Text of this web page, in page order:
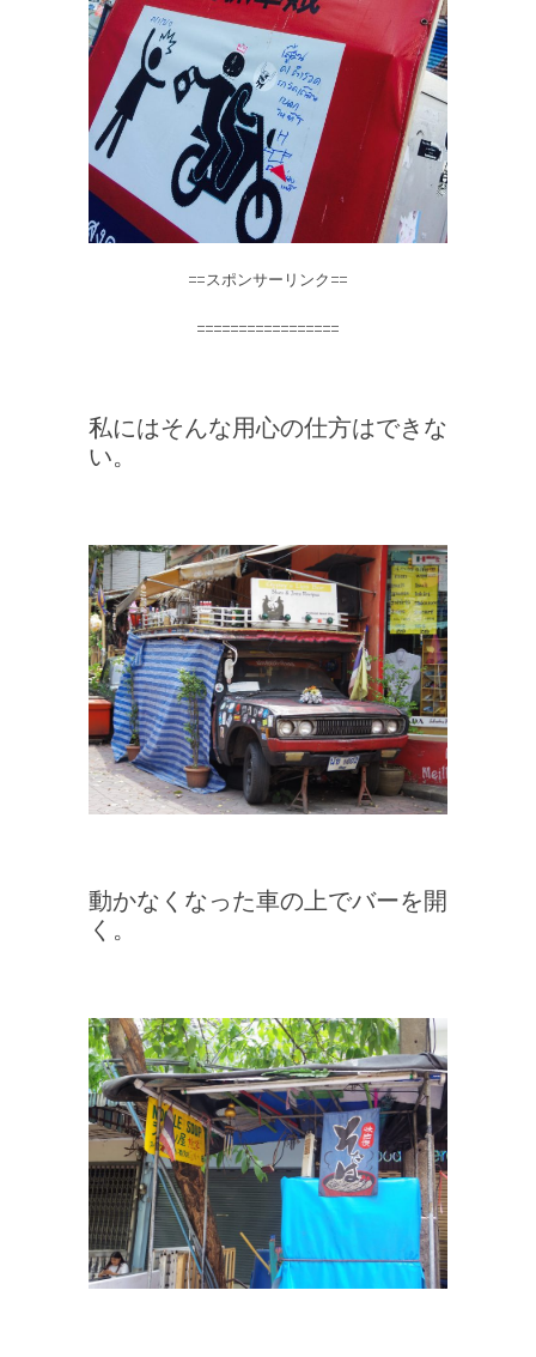
==スポンサーリンク==
=================
私にはそんな用心の仕方はできな
い。
動かなくなった車の上でバーを開
く。